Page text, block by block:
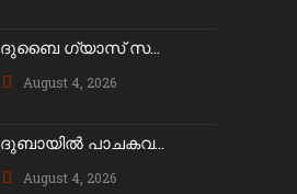
ദുബൈ ഗ്യാസ് സ...
August 4, 2026
ദുബായിൽ പാചകവ...
August 4, 2026